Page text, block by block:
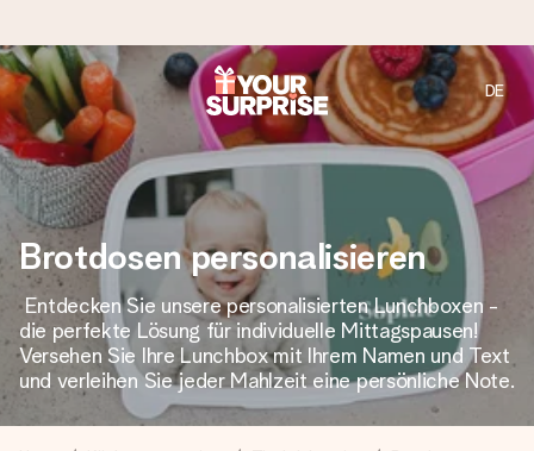
Heute bestellt, in 1 Werktag verschickt
Wir bereiten dein Geschenk sorgfältig vor und schicken es
blitzschnell – damit du es genau zum richtigen Zeitpunkt
überreichen kannst, wenn es am meisten zählt.
4,7 (basierend auf +15.000 Bewertungen)
Unsere Geschenke begeistern. Kunden bewerten uns mit
4,7 bei Google Reviews (Gesamtergebnis aller Länder, in
die wir versenden).
DE
Brotdosen personalisieren
Entdecken Sie unsere personalisierten Lunchboxen -
die perfekte Lösung für individuelle Mittagspausen!
Versehen Sie Ihre Lunchbox mit Ihrem Namen und Text
und verleihen Sie jeder Mahlzeit eine persönliche Note.